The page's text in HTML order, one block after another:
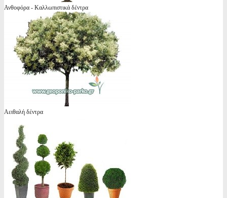
Ανθοφόρα - Καλλωπιστικά δέντρα
Αειθαλή δέντρα